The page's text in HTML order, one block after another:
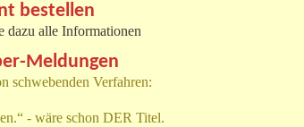
bestellen
dazu alle Informationen
Meldungen
schwebenden Verfahren:
- wäre schon DER Titel.